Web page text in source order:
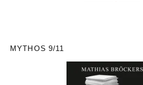
MYTHOS 9/11